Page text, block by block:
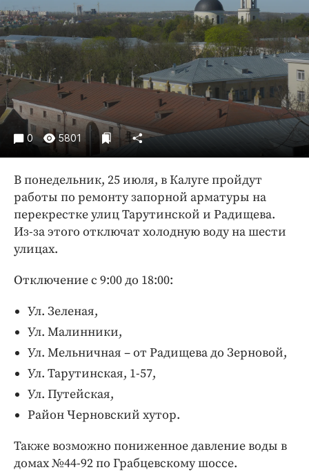
Общество
Погода
Праздники
Происшествия
Спорт
Экономика и бизнес
ПРОЕКТЫ
Блоги
Издания
Медиаперсона
Интересное чтиво
Бренд года
0 5801
В понедельник, 25 июля, в Калуге пройдут
работы по ремонту запорной арматуры на
перекрестке улиц Тарутинской и Радищева.
Из-за этого отключат холодную воду на шести
улицах.
Отключение с 9:00 до 18:00:
Ул. Зеленая,
Ул. Малинники,
Ул. Мельничная – от Радищева до Зерновой,
Ул. Тарутинская, 1-57,
Ул. Путейская,
Район Черновский хутор.
Также возможно пониженное давление воды в
домах №44-92 по Грабцевскому шоссе.